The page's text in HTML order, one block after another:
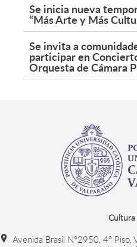
Se inicia nueva
“Más Arte y Más
Se invita a
participar en
Orquesta de Cámara
Cultura
Avenida Brasil N°2950, 4° Piso,